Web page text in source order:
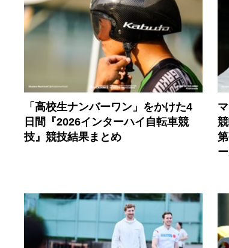
「高校生ナンバーワン」をかけた4
日間『2026インターハイ自転車競
技』競技結果まとめ